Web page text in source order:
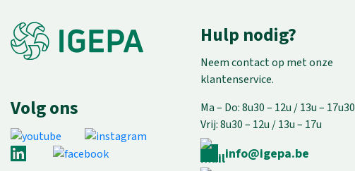
Volg ons
Hulp nodig?
Neem contact op met onze
klantenservice.
Ma – Do: 8u30 – 12u / 13u – 17u30
Vrij: 8u30 – 12u / 13u – 17u
info@igepa.be